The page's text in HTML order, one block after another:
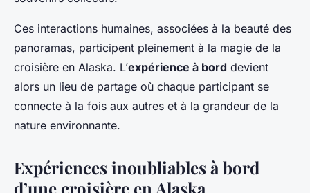
Ces interactions humaines, associées à la beauté des
panoramas, participent pleinement à la magie de la
croisière en Alaska. L’expérience à bord devient
alors un lieu de partage où chaque participant se
connecte à la fois aux autres et à la grandeur de la
nature environnante.
Expériences inoubliables à bord
d’une croisière en Alaska